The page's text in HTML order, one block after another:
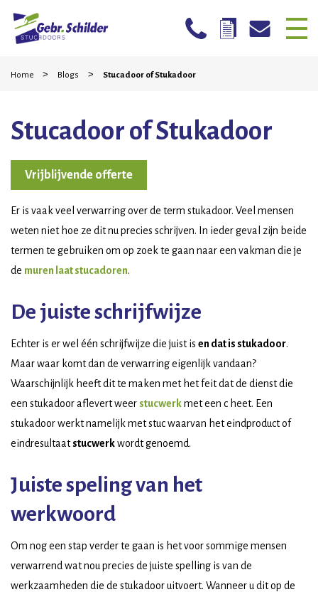
Home
Particulieren
Mogelijkheden
Werkwijze
Projecten
Home > Blogs > Stucadoor of Stukadoor
Stucadoor of Stukadoor
Vrijblijvende offerte
Er is vaak veel verwarring over de term stukadoor. Veel mensen
weten niet hoe ze dit nu precies schrijven. In ieder geval zijn beide
termen te gebruiken om op zoek te gaan naar een vakman die je
de muren laat stucadoren.
De juiste schrijfwijze
Echter is er wel één schrijfwijze die juist is en dat is stukadoor.
Maar waar komt dan de verwarring eigenlijk vandaan?
Waarschijnlijk heeft dit te maken met het feit dat de dienst die
een stukadoor aflevert weer stucwerkmet een c heet. Een
stukadoor werkt namelijk met stuc waarvan het eindproduct of
eindresultaatstucwerkwordt genoemd.
Juiste speling van het
werkwoord
Om nog een stap verder te gaan is het voor sommige mensen
verwarrend wat nou precies de juiste spelling is van de
werkzaamheden die de stukadoor uitvoert. Wanneer u dit op de